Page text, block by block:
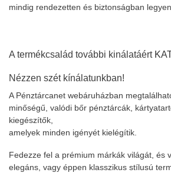
mindig rendezetten és biztonságban
A termékcsalád további kinálatáért
Nézzen szét kínálatunkban!
A Pénztárcanet webáruházban
minőségű, valódi bőr pénztárcák,
kiegészítők,
amelyek minden igényét kielégítik.
Fedezze fel a prémium márkák világát, és
elegáns, vagy éppen klasszikus stílusú